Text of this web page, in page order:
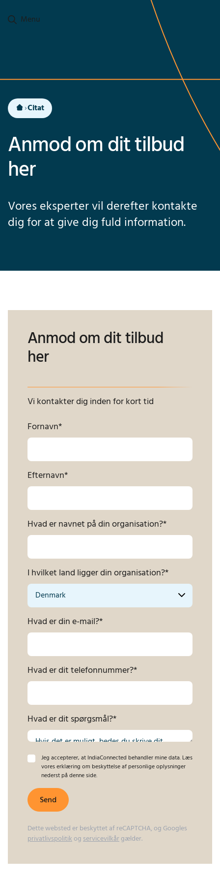
Menu
Citat
Anmod om dit tilbud
her
Vores eksperter vil derefter kontakte
dig for at give dig fuld information.
Anmod om dit tilbud
her
Vi kontakter dig inden for kort tid
Fornavn*
Efternavn*
Hvad er navnet på din organisation?*
I hvilket land ligger din organisation?*
Hvad er din e-mail?*
Hvad er dit telefonnummer?*
Hvad er dit spørgsmål?*
Jeg accepterer, at IndiaConnected behandler mine data. Læs
vores erklæring om beskyttelse af personlige oplysninger
nederst på denne side.
Send
Dette websted er beskyttet af reCAPTCHA, og Googles
privatlivspolitikogservicevilkårgælder.